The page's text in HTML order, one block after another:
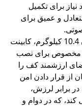
برای تکمیل
و عمیق برای
190 میلی متر و وزن 10.4 کیلوگرم، کابینت
مخصوص برای نصب
ارزشمند کف را
از قرار دادن امن
برابر لرزش،
که در دوام و